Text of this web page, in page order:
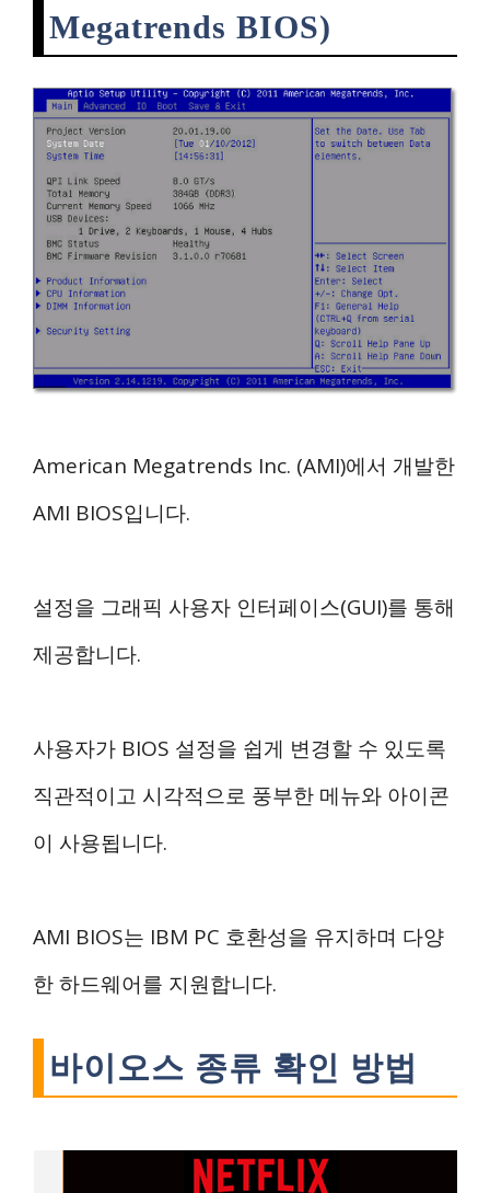
Megatrends BIOS)
American Megatrends Inc. (AMI)에서 개발한
AMI BIOS입니다.
설정을 그래픽 사용자 인터페이스(GUI)를 통해
제공합니다.
사용자가 BIOS 설정을 쉽게 변경할 수 있도록
직관적이고 시각적으로 풍부한 메뉴와 아이콘
이 사용됩니다.
AMI BIOS는 IBM PC 호환성을 유지하며 다양
한 하드웨어를 지원합니다.
바이오스 종류 확인 방법